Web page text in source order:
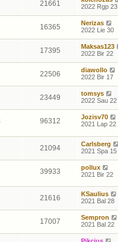
21661
2022 Rgp 23
16365
Nerizas
2022 Lie 30
17395
Maksas123
2022 Bir 22
22506
diawollo
2022 Bir 17
23449
tomsys
2022 Sau 22
96312
Jozisv70
2021 Lap 22
21094
Carlsberg
2021 Spa 15
39933
pollux
2021 Bir 22
21616
KSaulius
2021 Bal 28
17007
Sempron
2021 Bal 22